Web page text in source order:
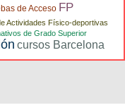
de Acceso FP
Actividades Físico-deportivas
de Grado Superior
cursos Barcelona